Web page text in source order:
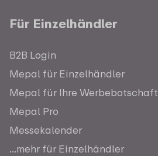
Für Einzelhändler
B2B Login
Mepal für Einzelhändler
Mepal für Ihre Werbebotschaft
Mepal Pro
Messekalender
...mehr für Einzelhändler